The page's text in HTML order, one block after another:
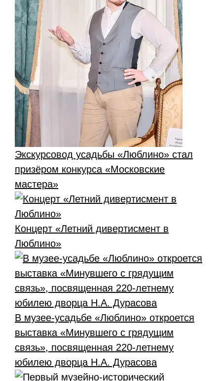
Экскурсовод усадьбы «Люблино» стал
призёром конкурса «Московские
мастера»
Концерт «Летний дивертисмент в
Люблино»
В музее-усадьбе «Люблино» откроется
выставка «Минувшего с грядущим
связь», посвященная 220-летнему
юбилею дворца Н.А. Дурасова